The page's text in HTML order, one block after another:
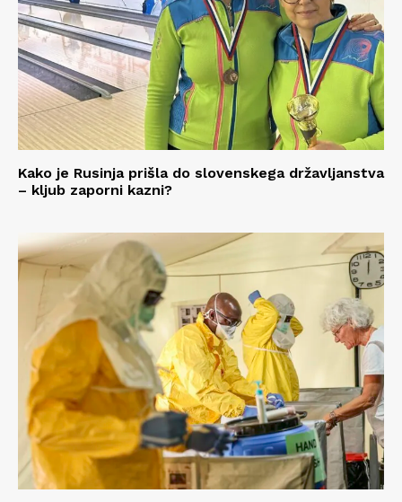
Kako je Rusinja prišla do slovenskega državljanstva
– kljub zaporni kazni?